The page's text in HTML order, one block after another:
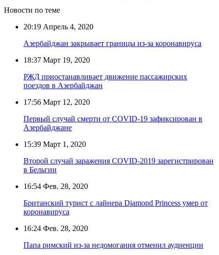
Новости по теме
20:19 Апрель 4, 2020
Азербайджан закрывает границы из-за коронавируса
18:37 Март 19, 2020
РЖД приостанавливает движение пассажирских
поездов в Азербайджан
17:56 Март 12, 2020
Первый случай смерти от COVID-19 зафиксирован в
Азербайджане
15:39 Март 1, 2020
Второй случай заражения COVID-2019 зарегистрирован
в Бельгии
16:54 Фев. 28, 2020
Британский турист с лайнера Diamond Princess умер от
коронавируса
16:24 Фев. 28, 2020
Папа римский из-за недомогания отменил аудиенции